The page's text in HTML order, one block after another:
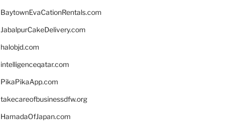
BaytownEvaCationRentals.com
JabalpurCakeDelivery.com
halobjd.com
intelligenceqatar.com
PikaPikaApp.com
takecareofbusinessdfw.org
HamadaOfJapan.com